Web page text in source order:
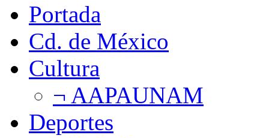
Portada
Cd. de México
Cultura
¬ AAPAUNAM
Deportes